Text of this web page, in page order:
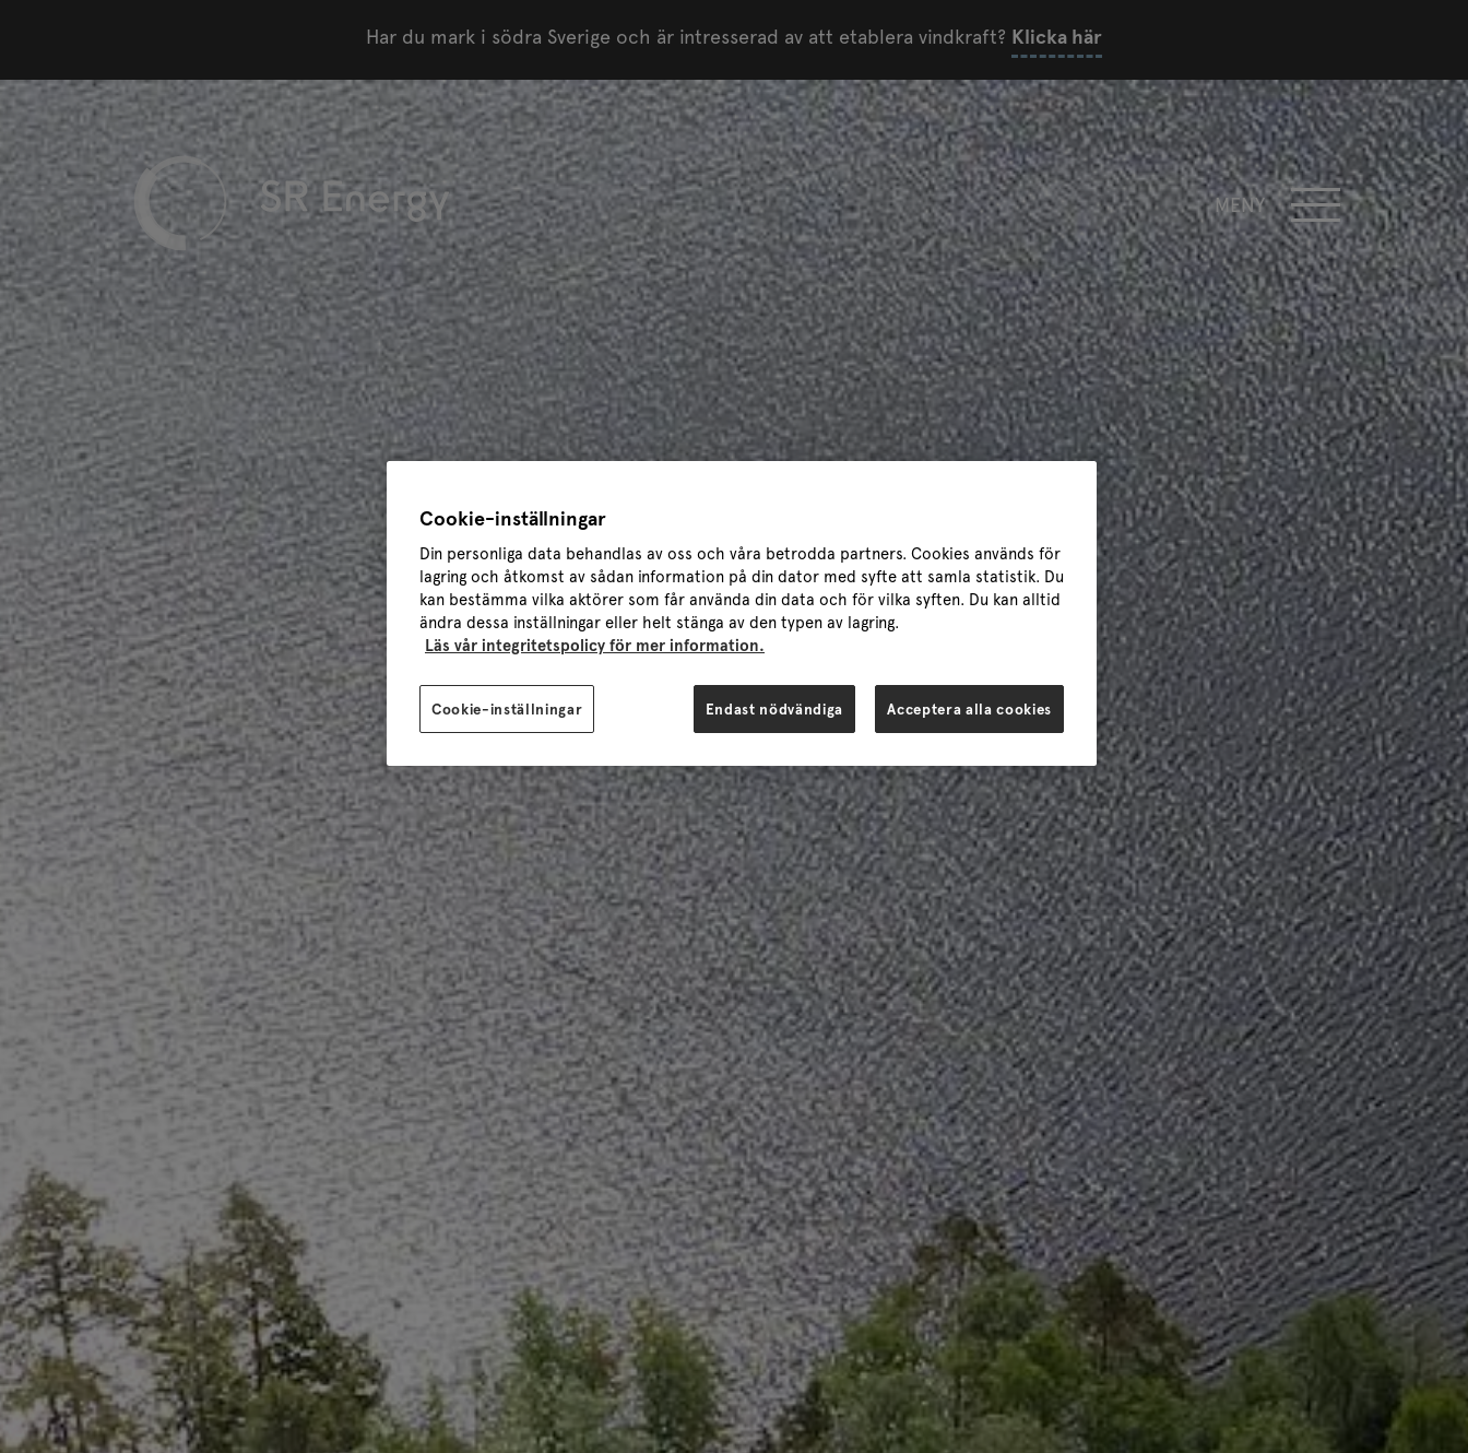
Har du mark i södra Sverige och är intresserad av att etablera vindkraft? Klicka här
MENY
Cookie-inställningar
Din personliga data behandlas av oss och våra betrodda partners. Cookies används för
lagring och åtkomst av sådan information på din dator med syfte att samla statistik. Du
kan bestämma vilka aktörer som får använda din data och för vilka syften. Du kan alltid
ändra dessa inställningar eller helt stänga av den typen av lagring.
Läs vår integritetspolicy för mer information.
Endast nödvändiga Acceptera alla cookies
Cookie-inställningar